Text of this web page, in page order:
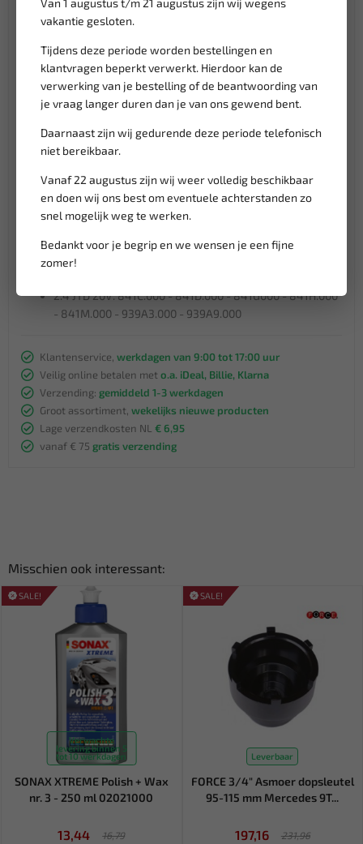
Van 1 augustus t/m 21 augustus zijn wij wegens
vakantie gesloten.
Tijdens deze periode worden bestellingen en
klantvragen beperkt verwerkt. Hierdoor kan de
verwerking van je bestelling of de beantwoording van
je vraag langer duren dan je van ons gewend bent.
Daarnaast zijn wij gedurende deze periode telefonisch
niet bereikbaar.
Vanaf 22 augustus zijn wij weer volledig beschikbaar
en doen wij ons best om eventuele achterstanden zo
snel mogelijk weg te werken.
Bedankt voor je begrip en we wensen je een fijne
zomer!
1.6 JTD 16V Multijet: 198A2.000 - 198A3.000 - 198A6.000
- 350A2.000
1.9 JTD 8V Multijet: 323.02 - 371.01 - 182B4.000 -
188A2.000 - 188A7.000 - 188B2.000 - 192A1.000 -
192A3.000 - 192A8.000 - 192A9.000 - 939A7.000 -
937A2.000 - 937A3.000 - 939A1.000 - 939A5.000
1.9 JTD 16V: 192A5.000 - 192B1.000 - 937A4.000 -
937A5.000 - 939A2.000 - 939A8.000
2.0 JTD 16V: 198A5.000
2.4 JTD 10V: 325.01 - 342.02 - 362.02 - 185A6.000 -
2.4 JTD 20V: 841C.000 - 841D.000 - 841G000 - 841H.000
- 841M.000 - 939A3.000 - 939A9.000
Klantenservice, werkdagen van 9:00 tot 17:00 uur
Veilig online betalen met o.a. iDeal, Billie, Klarna
Verzending: gemiddeld 1-3 werkdagen
Groot assortiment, wekelijks nieuwe producten
Lage verzendkosten NL € 6,95
vanaf € 75 gratis verzending
Misschien ook interessant:
SALE!
Verwachte
levering binnen 5
tot 10 werkdagen
SONAX XTREME Polish + Wax
nr. 3 - 250 ml 02021000
13,44
16,79
SALE!
Leverbaar
FORCE 3/4" Asmoer dopsleutel
95-115 mm Mercedes 9T...
197,16
231,96